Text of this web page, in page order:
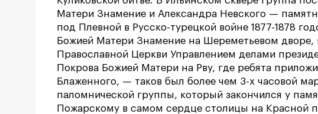
Матери Знамение и Александра Невского —
под Плевной в Русско-турецкой войне 1877-1878
Божией Матери Знамение на Шереметьевом дворе,
Православной Церкви Управлением делами
Покрова Божией Матери на Рву, где ребята
Блаженного, — таков был более чем 3-х часовой
паломнической группы, который закончился у
Пожарскому в самом сердце столицы на Красной